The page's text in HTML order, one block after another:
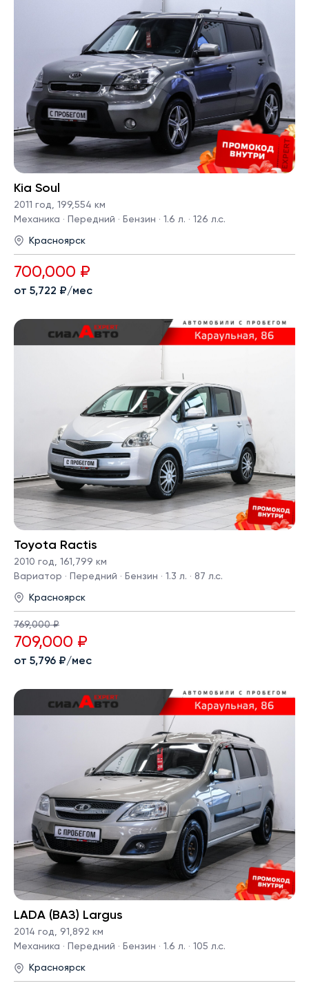
Kia Soul
2011 год
199,554 км
Механика · Передний · Бензин · 1.6 л. · 126 л.с.
Красноярск
700,000 ₽
от 5,722 ₽/мес
Toyota Ractis
2010 год, 161,799 км
Вариатор · Передний · Бензин · 1.3 л. · 87 л.с.
Красноярск
769,000 ₽
709,000 ₽
от 5,796 ₽/мес
LADA (ВАЗ) Largus
2014 год, 91,892 км
Механика · Передний · Бензин · 1.6 л. · 105 л.с.
Красноярск